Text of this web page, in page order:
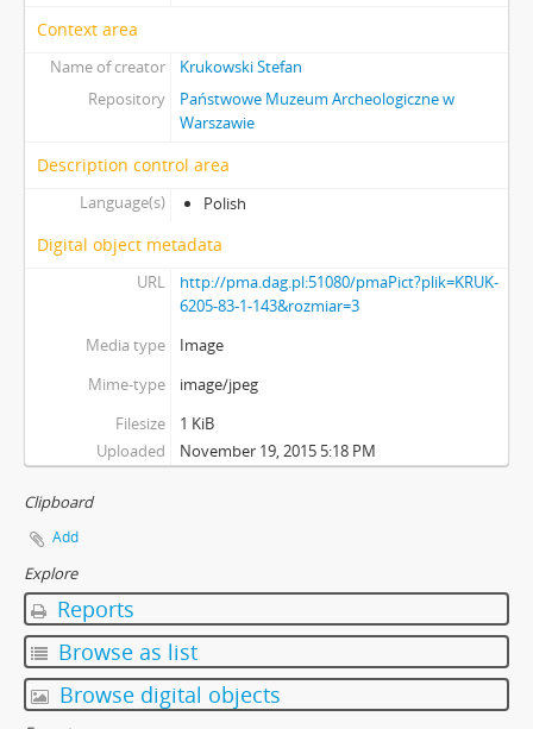
Context area
Name of creator
Krukowski Stefan
Repository
Państwowe Muzeum Archeologiczne w
Warszawie
Description control area
Language(s) Polish
Digital object metadata
URL
http://pma.dag.pl:51080/pmaPict?plik=KRUK-
6205-83-1-143&rozmiar=3
Media type
Image
Mime-type
image/jpeg
Filesize
1 KiB
Uploaded
November 19, 2015 5:18 PM
Clipboard
Add
Explore
Reports
Browse as list
Browse digital objects